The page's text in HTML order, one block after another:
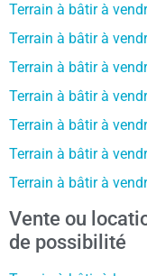
Terrain à bâtir à
Terrain à bâtir à
Terrain à bâtir à
Terrain à bâtir à
Terrain à bâtir à
Terrain à bâtir à
Terrain à bâtir à
Vente ou
de possibilité